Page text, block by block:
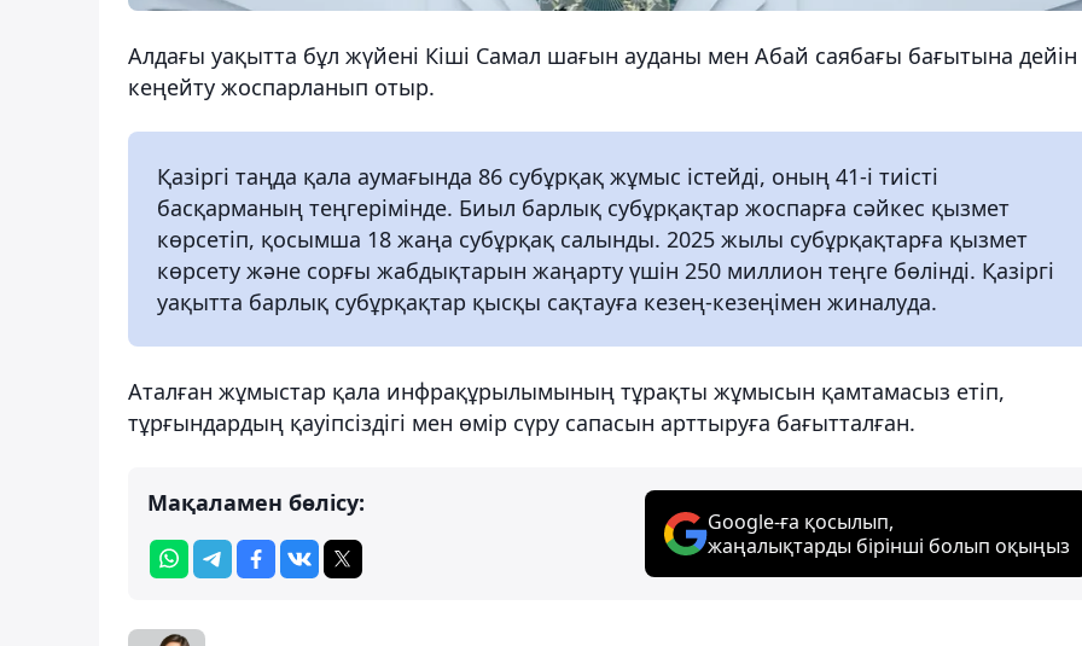
Алдағы уақытта бұл жүйені Кіші Самал шағын ауданы мен Абай саябағы бағытына дейін
кеңейту жоспарланып отыр.
Қазіргі таңда қала аумағында 86 субұрқақ жұмыс істейді, оның 41-і тиісті
басқарманың теңгерімінде. Биыл барлық субұрқақтар жоспарға сәйкес қызмет
көрсетіп, қосымша 18 жаңа субұрқақ салынды. 2025 жылы субұрқақтарға қызмет
көрсету және сорғы жабдықтарын жаңарту үшін 250 миллион теңге бөлінді. Қазіргі
уақытта барлық субұрқақтар қысқы сақтауға кезең-кезеңімен жиналуда.
Аталған жұмыстар қала инфрақұрылымының тұрақты жұмысын қамтамасыз етіп,
тұрғындардың қауіпсіздігі мен өмір сүру сапасын арттыруға бағытталған.
Мақаламен бөлісу:
Google-ға қосылып,
жаңалықтарды бірінші болып оқыңыз